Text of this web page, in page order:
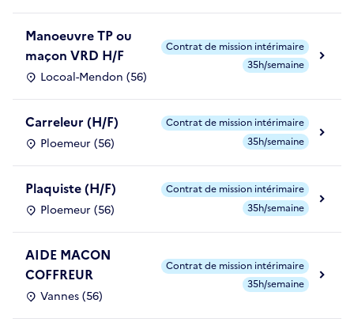
Manoeuvre TP ou
maçon VRD H/F
Locoal-Mendon (56)
Contrat de mission intérimaire
35h/semaine
Carreleur (H/F)
Ploemeur (56)
Contrat de mission intérimaire
35h/semaine
Plaquiste (H/F)
Ploemeur (56)
Contrat de mission intérimaire
35h/semaine
AIDE MACON
COFFREUR
Vannes (56)
Contrat de mission intérimaire
35h/semaine